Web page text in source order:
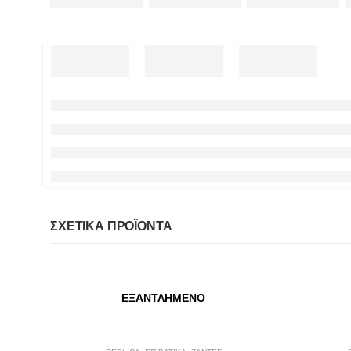
ΣΧΕΤΙΚΆ ΠΡΟΪΌΝΤΑ
ΕΞΑΝΤΛΗΜΈΝΟ